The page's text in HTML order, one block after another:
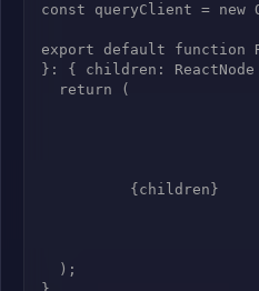
const queryClient = new
export default function
}: { children: